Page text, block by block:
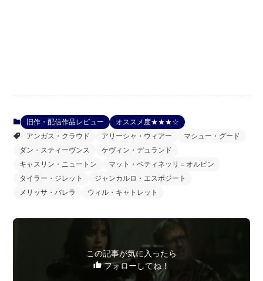
旧作・配信作品レビュー
オススメ度★★★☆
アンガス・クラウド
アリーシャ・ウィアー
マシュー・グード
ダン・スティーヴンス
ケヴィン・デュランド
キャスリン・ニュートン
マット・ベティネッリ＝オルピン
タイラー・ジレット
ジャンカルロ・エスポジート
メリッサ・バレラ
ウィル・キャトレット
この記事が気に入ったら
フォローしてね！